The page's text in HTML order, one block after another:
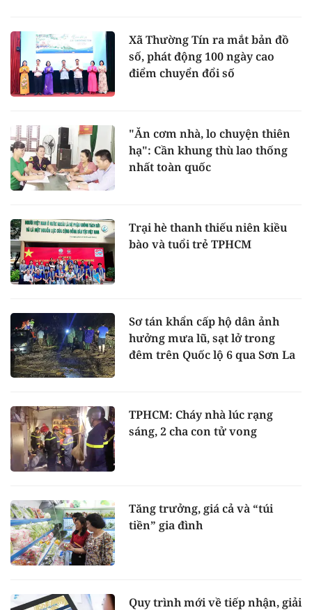
Xã Thường Tín ra mắt bản đồ
số, phát động 100 ngày cao
điểm chuyển đổi số
"Ăn cơm nhà, lo chuyện thiên
hạ": Cần khung thù lao thống
nhất toàn quốc
Trại hè thanh thiếu niên kiều
bào và tuổi trẻ TPHCM
Sơ tán khẩn cấp hộ dân ảnh
hưởng mưa lũ, sạt lở trong
đêm trên Quốc lộ 6 qua Sơn La
TPHCM: Cháy nhà lúc rạng
sáng, 2 cha con tử vong
Tăng trưởng, giá cả và “túi
tiền” gia đình
Quy trình mới về tiếp nhận, giải